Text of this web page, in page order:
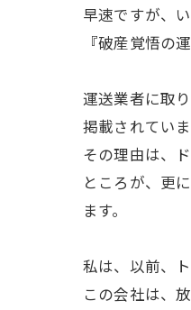
早速ですが、
『破産覚悟の
運送業者に取
掲載されてい
その理由は、
ところが、更
ます。
私は、以前、
この会社は、